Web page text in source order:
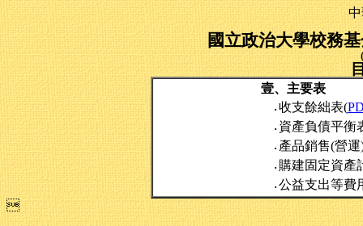
國立政治大學校務
壹、主要表
‧收支餘絀表(
‧ 資產負債平衡
‧ 產品銷售(營
‧ 購建固定資產
‧公益支出等費
